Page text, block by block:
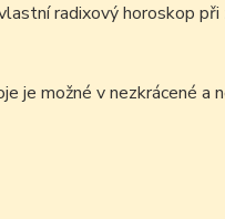
radixový horoskop při
je možné v nezkrácené a